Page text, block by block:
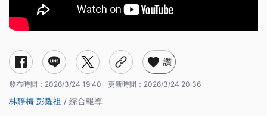
讚
發布時間： 2026/3/24 19:40 更新時間： 2026/3/24 20:36
林靜梅 彭耀祖 / 綜合報導